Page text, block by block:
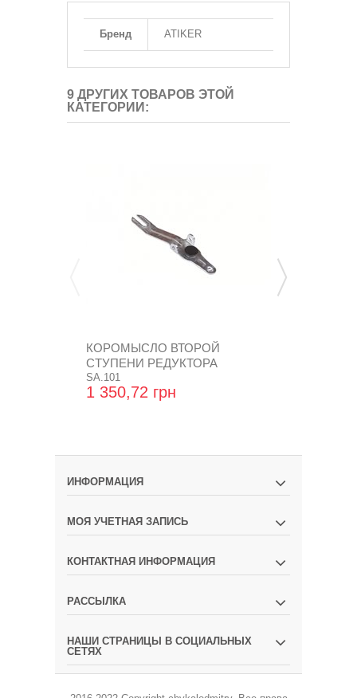
Бренд ATIKER
9 ДРУГИХ ТОВАРОВ ЭТОЙ
КАТЕГОРИИ:
КОРОМЫСЛО ВТОРОЙ
СТУПЕНИ РЕДУКТОРА
SA.101
1 350,72 грн
ИНФОРМАЦИЯ
МОЯ УЧЕТНАЯ ЗАПИСЬ
КОНТАКТНАЯ ИНФОРМАЦИЯ
РАССЫЛКА
НАШИ СТРАНИЦЫ В СОЦИАЛЬНЫХ
СЕТЯХ